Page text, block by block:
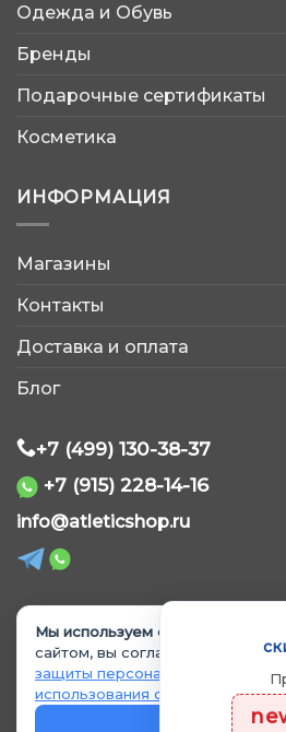
Одежда и Обувь
Бренды
Подарочные сертификаты
Косметика
ИНФОРМАЦИЯ
Магазины
Контакты
Доставка и оплата
Блог
+7 (499) 130-38-37
+7 (915) 228-14-16
info@atleticshop.ru
Мы используем cookie.
сайтом, вы соглашаетесь с
защиты персональных данных
и
использования cookie
© 2026 «AtleticShop». Все
Политика обработки
Политика